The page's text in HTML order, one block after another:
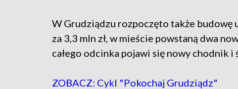
W Grudziądzu rozpoczęto także budowę
za 3,3 mln zł, w mieście powstaną dwa
całego odcinka pojawi się nowy chodnik i
ZOBACZ: Cykl "Pokochaj Grudziądz"